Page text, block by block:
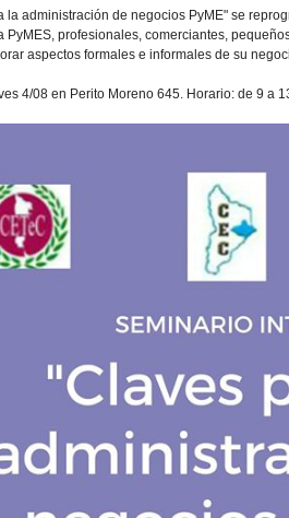
la administración de negocios PyME" se
PyMES, profesionales, comerciantes,
aspectos formales e informales de su
4/08 en Perito Moreno 645. Horario: de 9 a